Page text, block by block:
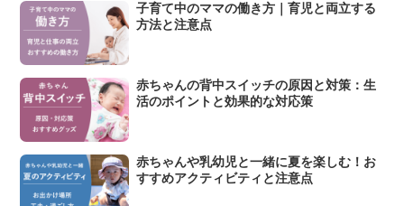
子育て中のママの働き方｜育児と両立する
方法と注意点
赤ちゃんの背中スイッチの原因と対策：生
活のポイントと効果的な対応策
赤ちゃんや乳幼児と一緒に夏を楽しむ！お
すすめアクティビティと注意点